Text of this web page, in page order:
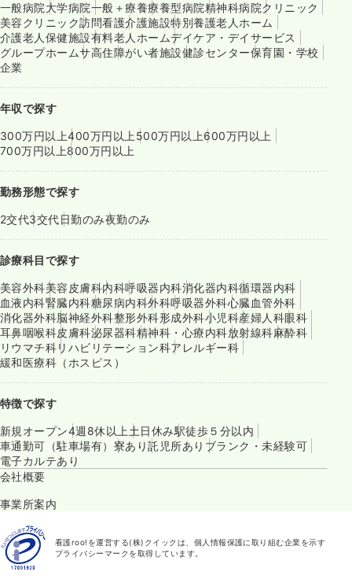
一般病院大学病院一般＋療養療養型病院精神科病院クリニック
美容クリニック訪問看護介護施設特別養護老人ホーム
介護老人保健施設有料老人ホームデイケア・デイサービス
グループホームサ高住障がい者施設健診センター保育園・学校
企業
年収で探す
300万円以上400万円以上 500万円以上600万円以上
700万円以上800万円以上
勤務形態で探す
2交代3交代日勤のみ夜勤のみ
診療科目で探す
美容外科美容皮膚科内科呼吸器内科消化器内科循環器内科
血液内科腎臓内科糖尿病内科外科呼吸器外科心臓血管外科
消化器外科脳神経外科整形外科形成外科小児科産婦人科眼科
耳鼻咽喉科皮膚科泌尿器科精神科・心療内科放射線科麻酔科
リウマチ科リハビリテーション科アレルギー科
緩和医療科（ホスピス）
特徴で探す
新規オープン4週8休以上 土日休み駅徒歩５分以内
車通勤可（駐車場有） 寮あり託児所あり ブランク・未経験可
電子カルテあり
会社概要
事業所案内
看護roo!を運営する(株)クイックは、個人情報保護に取り組む企業を示す
プライバシーマークを取得しています。